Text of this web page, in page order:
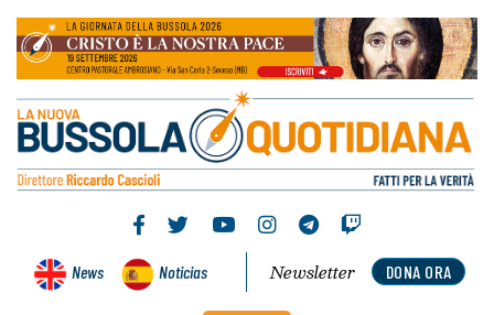
News Noticias DONA ORA
Newsletter